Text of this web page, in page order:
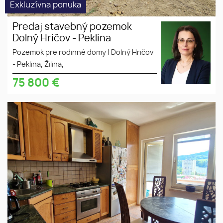
Exkluzívna ponuka
Predaj stavebný pozemok
Dolný Hričov - Peklina
Pozemok pre rodinné domy
Dolný Hričov
- Peklina, Žilina,
75 800 €
Rezervované 3i byt 68 m2
Kysucké Nové Mesto
dobrá lokalita
rekonštrukcia